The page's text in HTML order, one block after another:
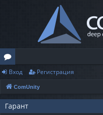
о
ру
м
Вход Регистрация
ComUnity
Гарант